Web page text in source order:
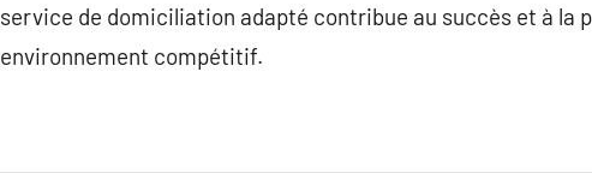
service de domiciliation adapté contribue au succès et à la
environnement compétitif.